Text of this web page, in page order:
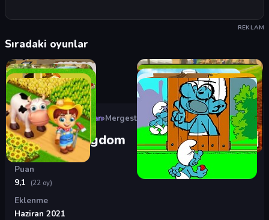
REKLAM
Sıradaki oyunlar
Oyunlar›Çiftlik Oyunları›Mergest Kingdom
Mergest Kingdom
Puan
9,1
(22 oy)
Eklenme
Haziran 2021